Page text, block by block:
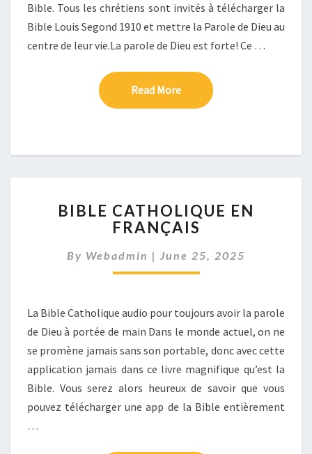
Bible. Tous les chrétiens sont invités à télécharger la
Bible Louis Segond 1910 et mettre la Parole de Dieu au
centre de leur vie.La parole de Dieu est forte! Ce …
Read MoreRead More
CATHOLIQUE
EN
BIBLE CATHOLIQUE EN
FRANÇAIS
By Webadmin | June 25, 2025
La Bible Catholique audio pour toujours avoir la parole
de Dieu à portée de main Dans le monde actuel, on ne
se promène jamais sans son portable, donc avec cette
application jamais dans ce livre magnifique qu’est la
Bible. Vous serez alors heureux de savoir que vous
pouvez télécharger une app de la Bible entièrement
…